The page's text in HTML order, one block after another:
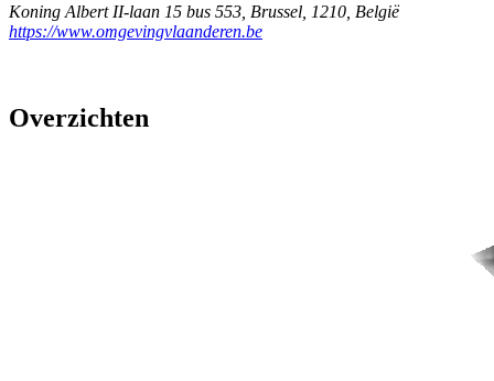
Koning Albert II-laan 15 bus 553 Brussel 1210 België
https://www.omgevingvlaanderen.be
Overzichten